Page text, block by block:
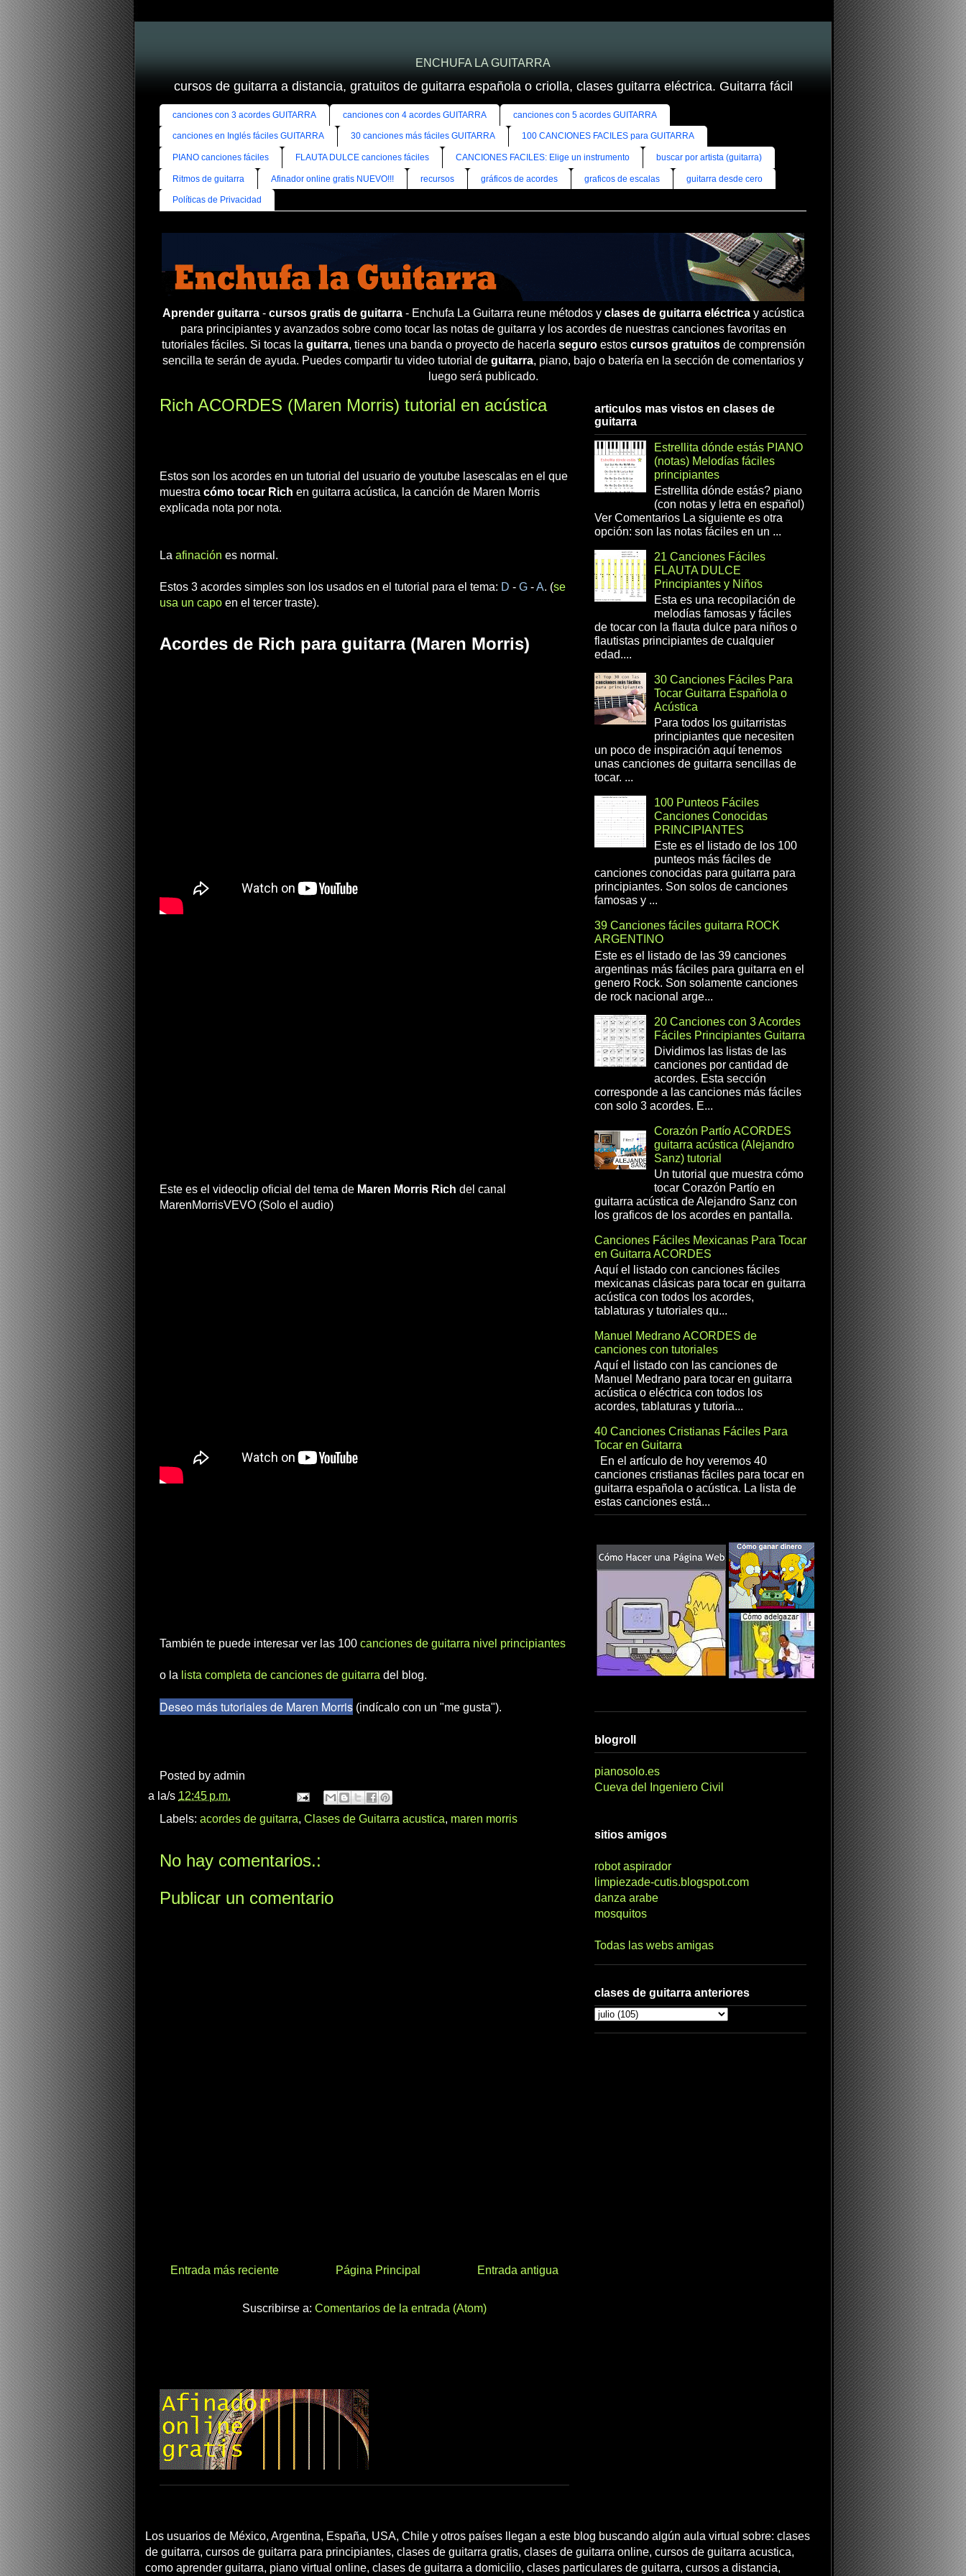
ENCHUFA LA GUITARRA
cursos de guitarra a distancia, gratuitos de guitarra española o criolla, clases guitarra eléctrica. Guitarra fácil
canciones con 3 acordes GUITARRA canciones con 4 acordes GUITARRA canciones con 5 acordes GUITARRA
canciones en Inglés fáciles GUITARRA 30 canciones más fáciles GUITARRA 100 CANCIONES FACILES para GUITARRA
PIANO canciones fáciles FLAUTA DULCE canciones fáciles CANCIONES FACILES: Elige un instrumento buscar por artista (guitarra)
Ritmos de guitarra Afinador online gratis NUEVO!!! recursos gráficos de acordes graficos de escalas guitarra desde cero
Políticas de Privacidad
Aprender guitarra- cursos gratis de guitarra- Enchufa La Guitarra reune métodos y clases de guitarra eléctricay acústica
para principiantes y avanzados sobre como tocar las notas de guitarra y los acordes de nuestras canciones favoritas en
tutoriales fáciles. Si tocas la guitarra, tienes una banda o proyecto de hacerla seguroestos cursos gratuitosde comprensión
sencilla te serán de ayuda. Puedes compartir tu video tutorial de guitarra, piano, bajo o batería en la sección de comentarios y
luego será publicado.
Rich ACORDES (Maren Morris) tutorial en acústica
Estos son los acordes en un tutorial del usuario de youtube lasescalas en el que
muestra cómo tocar Rich en guitarra acústica, la canción de Maren Morris
explicada nota por nota.
La afinación es normal.
Estos 3 acordes simples son los usados en el tutorial para el tema: D - G -A. (se
usa un capo en el tercer traste).
Acordes de Rich para guitarra (Maren Morris)
Este es el videoclip oficial del tema de Maren Morris Rich del canal
MarenMorrisVEVO (Solo el audio)
También te puede interesar ver las 100 canciones de guitarra nivel principiantes
o la lista completa de canciones de guitarra del blog.
Deseo más tutoriales de Maren Morris (indícalo con un "me gusta").
Posted by admin
a la/s 12:45 p.m.
Labels: acordes de guitarra, Clases de Guitarra acustica, maren morris
No hay comentarios.:
Publicar un comentario
Entrada más reciente Entrada antigua
Página Principal
Suscribirse a: Comentarios de la entrada (Atom)
articulos mas vistos en clases de
guitarra
Estrellita dónde estás PIANO
(notas) Melodías fáciles
principiantes
Estrellita dónde estás? piano
(con notas y letra en español)
Ver Comentarios La siguiente es otra
opción: son las notas fáciles en un ...
21 Canciones Fáciles
FLAUTA DULCE
Principiantes y Niños
Esta es una recopilación de
melodías famosas y fáciles
de tocar con la flauta dulce para niños o
flautistas principiantes de cualquier
edad....
30 Canciones Fáciles Para
Tocar Guitarra Española o
Acústica
Para todos los guitarristas
principiantes que necesiten
un poco de inspiración aquí tenemos
unas canciones de guitarra sencillas de
tocar. ...
100 Punteos Fáciles
Canciones Conocidas
PRINCIPIANTES
Este es el listado de los 100
punteos más fáciles de
canciones conocidas para guitarra para
principiantes. Son solos de canciones
famosas y ...
39 Canciones fáciles guitarra ROCK
ARGENTINO
Este es el listado de las 39 canciones
argentinas más fáciles para guitarra en el
genero Rock. Son solamente canciones
de rock nacional arge...
20 Canciones con 3 Acordes
Fáciles Principiantes Guitarra
Dividimos las listas de las
canciones por cantidad de
acordes. Esta sección
corresponde a las canciones más fáciles
con solo 3 acordes. E...
Corazón Partío ACORDES
guitarra acústica (Alejandro
Sanz) tutorial
Un tutorial que muestra cómo
tocar Corazón Partío en
guitarra acústica de Alejandro Sanz con
los graficos de los acordes en pantalla.
Canciones Fáciles Mexicanas Para Tocar
en Guitarra ACORDES
Aquí el listado con canciones fáciles
mexicanas clásicas para tocar en guitarra
acústica con todos los acordes,
tablaturas y tutoriales qu...
Manuel Medrano ACORDES de
canciones con tutoriales
Aquí el listado con las canciones de
Manuel Medrano para tocar en guitarra
acústica o eléctrica con todos los
acordes, tablaturas y tutoria...
40 Canciones Cristianas Fáciles Para
Tocar en Guitarra
En el artículo de hoy veremos 40
canciones cristianas fáciles para tocar en
guitarra española o acústica. La lista de
estas canciones está...
blogroll
pianosolo.es
Cueva del Ingeniero Civil
sitios amigos
robot aspirador
limpiezade-cutis.blogspot.com
danza arabe
mosquitos
Todas las webs amigas
clases de guitarra anteriores
Los usuarios de México, Argentina, España, USA, Chile y otros países llegan a este blog buscando algún aula virtual sobre: clases
de guitarra, cursos de guitarra para principiantes, clases de guitarra gratis, clases de guitarra online, cursos de guitarra acustica,
como aprender guitarra, piano virtual online, clases de guitarra a domicilio, clases particulares de guitarra, cursos a distancia,